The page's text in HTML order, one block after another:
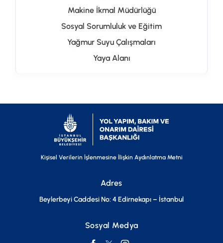
Makine İkmal Müdürlüğü
Sosyal Sorumluluk ve Eğitim
Yağmur Suyu Çalışmaları
Yaya Alanı
Kişisel Verilerin İşlenmesine İlişkin Aydınlatma Metni
Adres
Beylerbeyi Caddesi No: 4 Edirnekapı – İstanbul
Sosyal Medya